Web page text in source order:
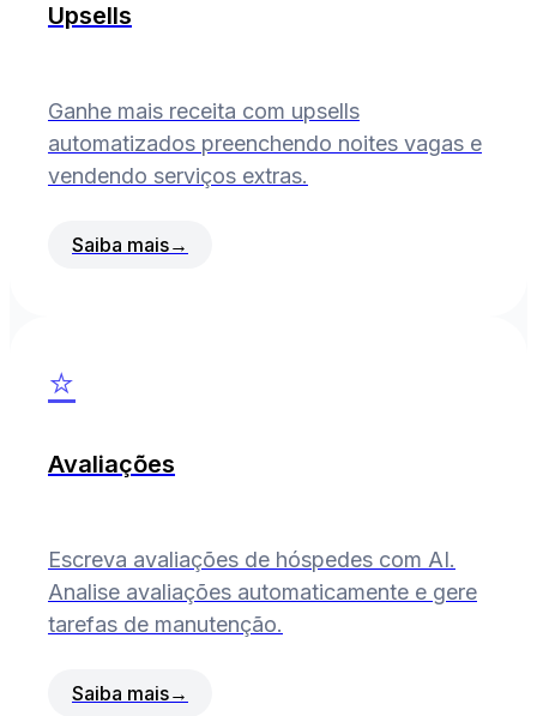
Upsells
Ganhe mais receita com upsells
automatizados preenchendo noites vagas e
vendendo serviços extras.
Saiba mais→
⭐
Avaliações
Escreva avaliações de hóspedes com AI.
Analise avaliações automaticamente e gere
tarefas de manutenção.
Saiba mais→